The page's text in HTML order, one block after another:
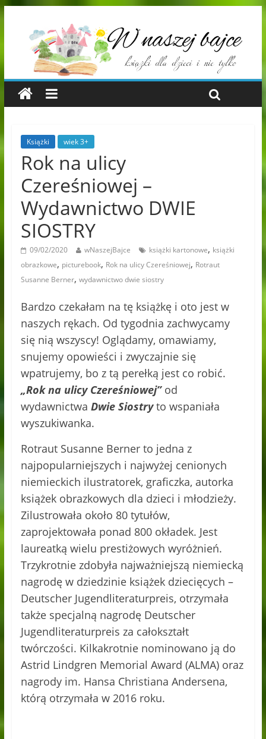
Książki wiek 3+
Rok na ulicy
Czereśniowej –
Wydawnictwo DWIE
SIOSTRY
09/02/2020 wNaszejBajce książki kartonowe, książki
obrazkowe, picturebook, Rok na ulicy Czereśniowej, Rotraut
Susanne Berner, wydawnictwo dwie siostry
Bardzo czekałam na tę książkę i oto jest w
naszych rękach. Od tygodnia zachwycamy
się nią wszyscy! Oglądamy, omawiamy,
snujemy opowieści i zwyczajnie się
wpatrujemy, bo z tą perełką jest co robić.
„Rok na ulicy Czereśniowej”od
wydawnictwa Dwie Siostryto wspaniała
wyszukiwanka.
Rotraut Susanne Berner to jedna z
najpopularniejszych i najwyżej cenionych
niemieckich ilustratorek, graficzka, autorka
książek obrazkowych dla dzieci i młodzieży.
Zilustrowała około 80 tytułów,
zaprojektowała ponad 800 okładek. Jest
laureatką wielu prestiżowych wyróżnień.
Trzykrotnie zdobyła najważniejszą niemiecką
nagrodę w dziedzinie książek dziecięcych –
Deutscher Jugendliteraturpreis, otrzymała
także specjalną nagrodę Deutscher
Jugendliteraturpreis za całokształt
twórczości. Kilkakrotnie nominowano ją do
Astrid Lindgren Memorial Award (ALMA) oraz
nagrody im. Hansa Christiana Andersena,
którą otrzymała w 2016 roku.